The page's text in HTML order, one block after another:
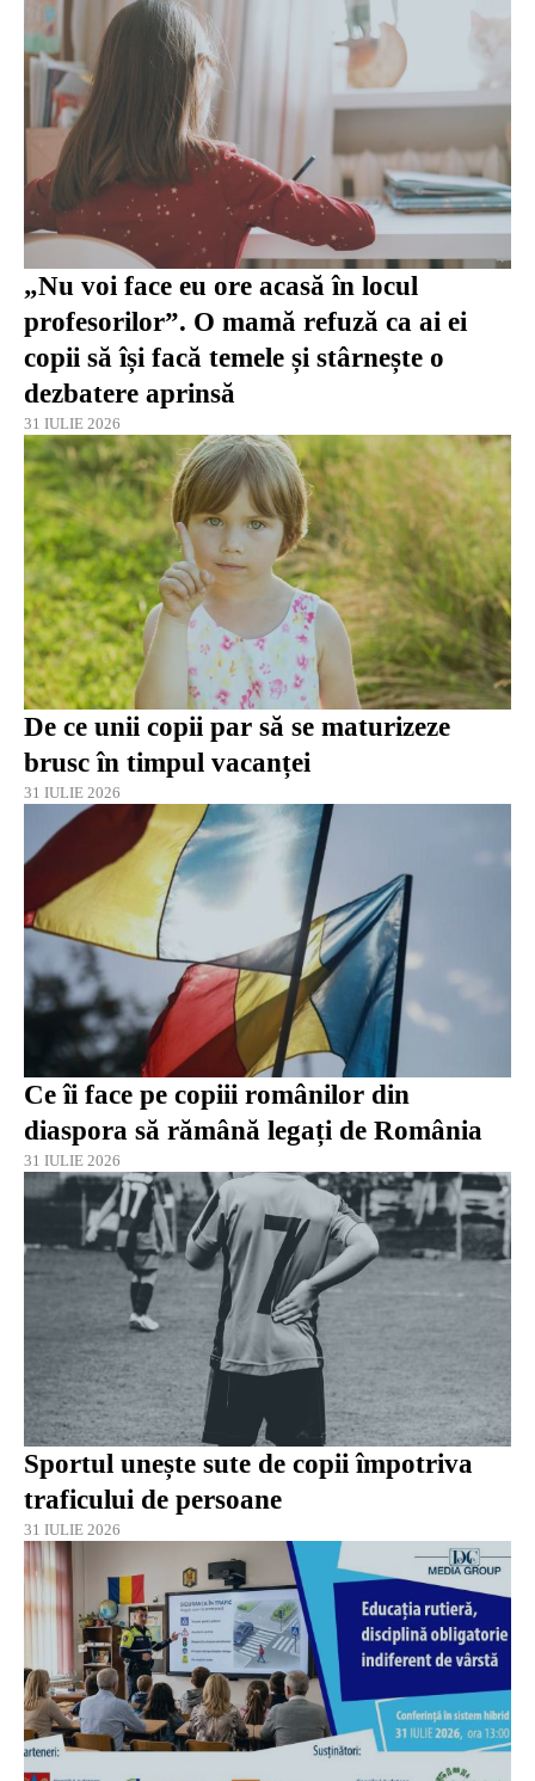
„Nu voi face eu ore acasă în locul
profesorilor”. O mamă refuză ca ai ei
copii să își facă temele și stârnește o
dezbatere aprinsă
31 IULIE 2026
De ce unii copii par să se maturizeze
brusc în timpul vacanței
31 IULIE 2026
Ce îi face pe copiii românilor din
diaspora să rămână legați de România
31 IULIE 2026
Sportul unește sute de copii împotriva
traficului de persoane
31 IULIE 2026